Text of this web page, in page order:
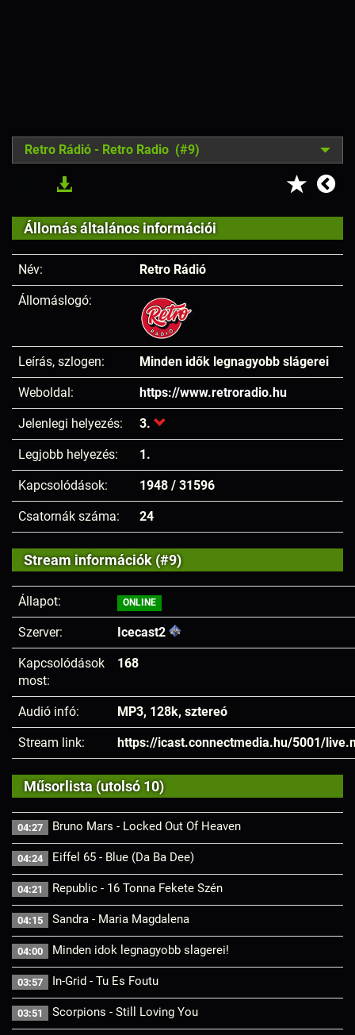
Retro Rádió - Retro Radio (#9)
Állomás általános információi
Név: Retro Rádió
Állomáslogó:
Leírás, szlogen: Minden idők legnagyobb slágerei
Weboldal: https://www.retroradio.hu
Jelenlegi helyezés: 3.
Legjobb helyezés: 1.
Kapcsolódások: 1948 / 31596
Csatornák száma: 24
Stream információk (#9)
Állapot: ONLINE
Szerver: Icecast2
Kapcsolódások
most:
168
Audió infó: MP3, 128k, sztereó
Stream link: https://icast.connectmedia.hu/5001/
Műsorlista (utolsó 10)
04:27 Bruno Mars - Locked Out Of Heaven
04:24 Eiffel 65 - Blue (Da Ba Dee)
04:21 Republic - 16 Tonna Fekete Szén
04:15 Sandra - Maria Magdalena
04:00 Minden idok legnagyobb slagerei!
03:57 In-Grid - Tu Es Foutu
03:51 Scorpions - Still Loving You